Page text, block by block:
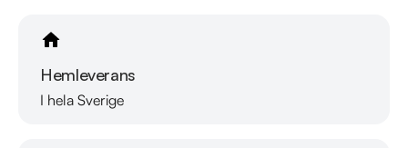
Hemleverans
I hela Sverige